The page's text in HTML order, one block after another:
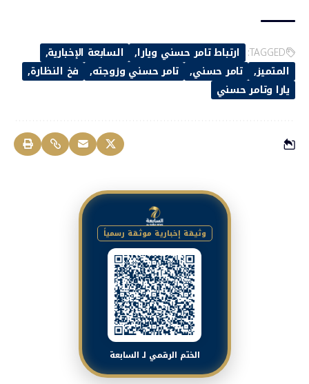
TAGGED: ارتباط تامر حسني ويارا
السابعة الإخبارية
المتميز
تامر حسني تامر حسني وزوجته
فخ النظارة
يارا وتامر حسني
وثيقة إخبارية موثقة رسمياً
الختم الرقمي لـ السابعة